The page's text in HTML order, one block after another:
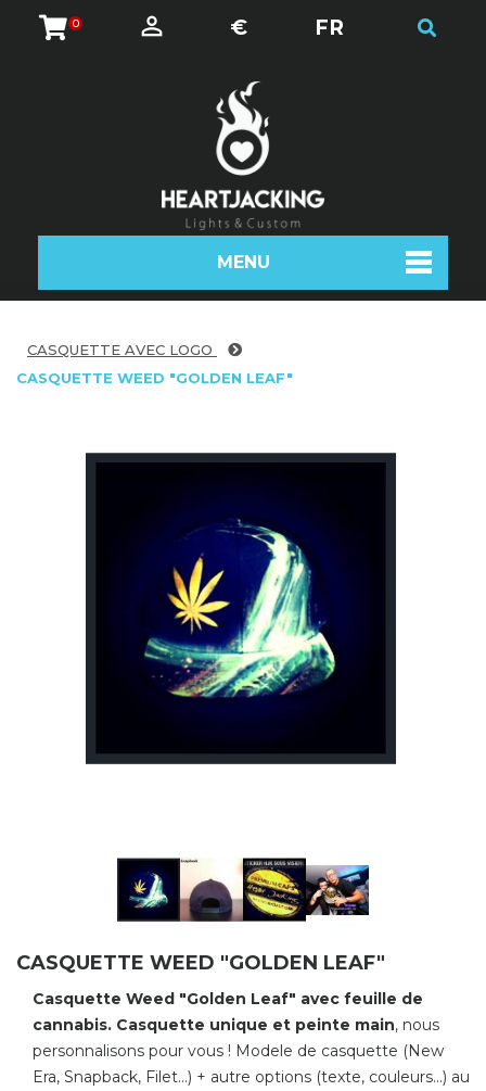
0 € FR
MENU
CASQUETTE AVEC LOGO
CASQUETTE WEED "GOLDEN LEAF"
CASQUETTE WEED "GOLDEN LEAF"
Casquette Weed "Golden Leaf" avec feuille de
cannabis. Casquette unique et peinte main, nous
personnalisons pour vous ! Modele de casquette (New
Era, Snapback, Filet...) + autre options (texte, couleurs...) au